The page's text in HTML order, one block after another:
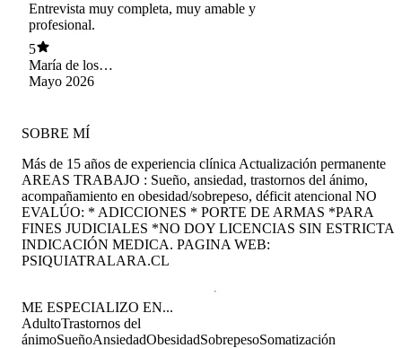
Entrevista muy completa, muy amable y
profesional.
5
María de los
Angeles Cereceda
Mayo 2026
SOBRE MÍ
Más de 15 años de experiencia clínica Actualización permanente
AREAS TRABAJO : Sueño, ansiedad, trastornos del ánimo,
acompañamiento en obesidad/sobrepeso, déficit atencional NO
EVALÚO: * ADICCIONES * PORTE DE ARMAS *PARA
FINES JUDICIALES *NO DOY LICENCIAS SIN ESTRICTA
INDICACIÓN MEDICA. PAGINA WEB:
PSIQUIATRALARA.CL
ME ESPECIALIZO EN...
AdultoTrastornos del
ánimoSueñoAnsiedadObesidadSobrepesoSomatización